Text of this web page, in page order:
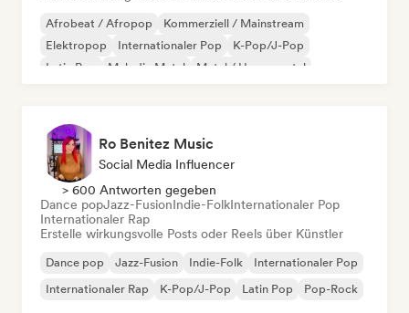
Afrobeat / Afropop
Kommerziell / Mainstream
Elektropop
Internationaler Pop
K-Pop/J-Pop
Latin Pop
Melodic Metal Metal / Heavy metal
Ro Benitez Music
Social Media Influencer
> 600 Antworten gegeben
Dance popJazz-FusionIndie-FolkInternationaler Pop
Internationaler Rap
Erstelle wirkungsvolle Posts oder Reels über Künstler
Dance pop Jazz-Fusion Indie-Folk
Internationaler Pop
Internationaler Rap
K-Pop/J-Pop Latin Pop Pop-Rock